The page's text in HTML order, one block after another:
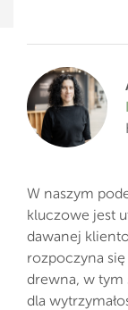
W naszym
kluczowe jest
dawanej
rozpoczyna
drewna, w tym
dla